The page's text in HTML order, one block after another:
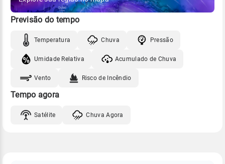
Previsão do tempo
Temperatura Chuva Pressão
Umidade Relativa Acumulado de Chuva
Vento Risco de Incêndio
Tempo agora
Satélite Chuva Agora